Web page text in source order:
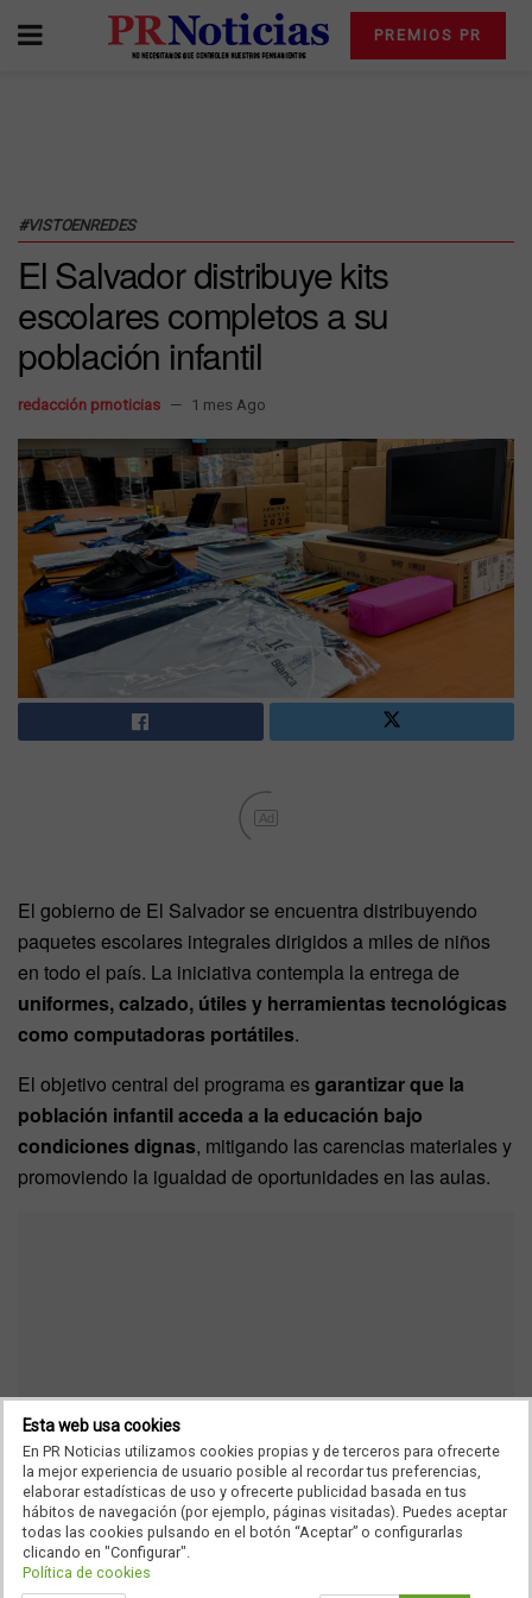
PREMIOS PR
#VISTOENREDES
El Salvador distribuye kits
escolares completos a su
población infantil
redacción prnoticias 1 mes Ago
Ad
El gobierno de El Salvador se encuentra distribuyendo
paquetes escolares integrales dirigidos a miles de niños
en todo el país. La iniciativa contempla la entrega de
uniformes, calzado, útiles y herramientas tecnológicas
como computadoras portátiles.
El objetivo central del programa esgarantizar que la
población infantil acceda a la educación bajo
condiciones dignas, mitigando las carencias materiales y
promoviendo la igualdad de oportunidades en las aulas.
Esta web usa cookies
En PR Noticias utilizamos cookies propias y de terceros para ofrecerte
la mejor experiencia de usuario posible al recordar tus preferencias,
elaborar estadísticas de uso y ofrecerte publicidad basada en tus
hábitos de navegación (por ejemplo, páginas visitadas). Puedes aceptar
todas las cookies pulsando en el botón “Aceptar” o configurarlas
clicando en "Configurar".
Política de cookies